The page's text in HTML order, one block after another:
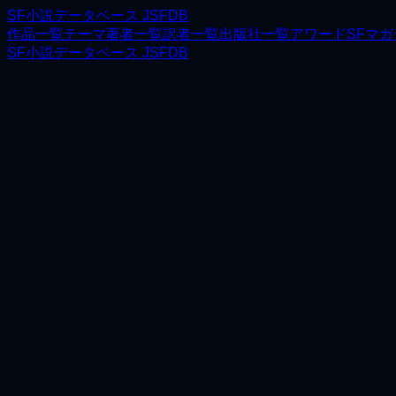
SF小説データベース JSFDB
作品一覧テーマ著者一覧訳者一覧出版社一覧アワードSFマガ
SF小説データベース JSFDB